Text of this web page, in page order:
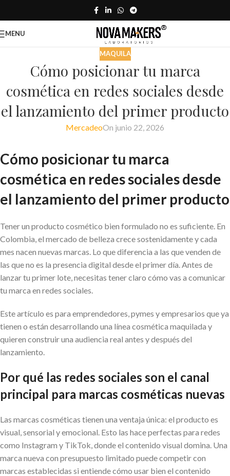
MENU
MAQUILA
Cómo posicionar tu marca
cosmética en redes sociales desde
el lanzamiento del primer producto
MercadeoOn junio 22, 2026
Cómo posicionar tu marca
cosmética en redes sociales desde
el lanzamiento del primer producto
Tener un producto cosmético bien formulado no es suficiente. En
Colombia, el mercado de belleza crece sostenidamente y cada
mes nacen nuevas marcas. Lo que diferencia a las que venden de
las que no es la presencia digital desde el primer día. Antes de
lanzar tu primer lote, necesitas tener claro cómo vas a comunicar
tu marca en redes sociales.
Este artículo es para emprendedores, pymes y empresarios que ya
tienen o están desarrollando una línea cosmética maquilada y
quieren construir una audiencia real antes y después del
lanzamiento.
Por qué las redes sociales son el canal
principal para marcas cosméticas nuevas
Las marcas cosméticas tienen una ventaja única: el producto es
visual, sensorial y emocional. Esto las hace perfectas para redes
como Instagram y TikTok, donde el contenido visual domina. Una
marca nueva con presupuesto limitado puede competir con
marcas establecidas si entiende cómo usar bien el contenido